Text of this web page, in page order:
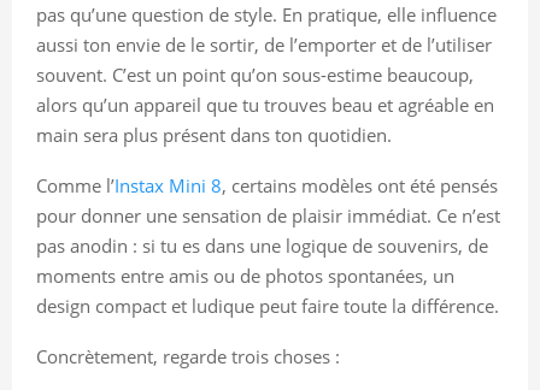
pas qu’une question de style. En pratique, elle influence
aussi ton envie de le sortir, de l’emporter et de l’utiliser
souvent. C’est un point qu’on sous-estime beaucoup,
alors qu’un appareil que tu trouves beau et agréable en
main sera plus présent dans ton quotidien.
Comme l’Instax Mini 8, certains modèles ont été pensés
pour donner une sensation de plaisir immédiat. Ce n’est
pas anodin : si tu es dans une logique de souvenirs, de
moments entre amis ou de photos spontanées, un
design compact et ludique peut faire toute la différence.
Concrètement, regarde trois choses :